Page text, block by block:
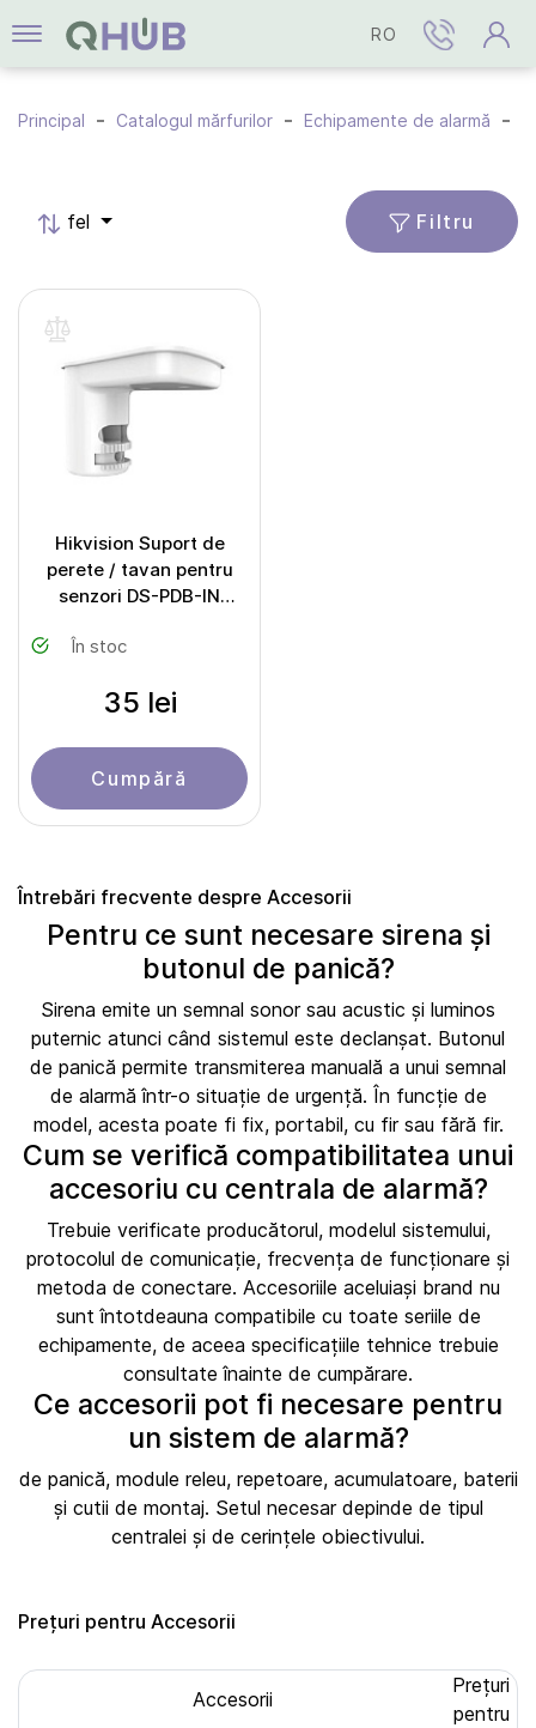
RO
Principal Catalogul mărfurilor Echipamente de alarmă
fel Filtru
Hikvision Suport de
perete / tavan pentru
senzori DS-PDB-IN
În stoc
35 lei
Cumpără
Întrebări frecvente despre Accesorii
Pentru ce sunt necesare sirena și
butonul de panică?
Sirena emite un semnal sonor sau acustic și luminos
puternic atunci când sistemul este declanșat. Butonul
de panică permite transmiterea manuală a unui semnal
de alarmă într-o situație de urgență. În funcție de
model, acesta poate fi fix, portabil, cu fir sau fără fir.
Cum se verifică compatibilitatea unui
accesoriu cu centrala de alarmă?
Trebuie verificate producătorul, modelul sistemului,
protocolul de comunicație, frecvența de funcționare și
metoda de conectare. Accesoriile aceluiași brand nu
sunt întotdeauna compatibile cu toate seriile de
echipamente, de aceea specificațiile tehnice trebuie
consultate înainte de cumpărare.
Ce accesorii pot fi necesare pentru
un sistem de alarmă?
de panică, module releu, repetoare, acumulatoare, baterii
și cutii de montaj. Setul necesar depinde de tipul
centralei și de cerințele obiectivului.
Prețuri pentru Accesorii
Accesorii
Prețuri
pentru